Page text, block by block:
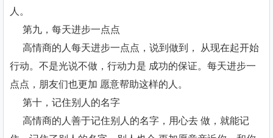
人。
第九，每天进步一点点
高情商的人每天进步一点点，说到做到， 从现在起开始
行动。不是光说不做，行动力是 成功的保证。每天进步一
点点，朋友们也更加 愿意帮助这样的人。
第十，记住别人的名字
高情商的人善于记住别人的名字，用心去 做，就能记